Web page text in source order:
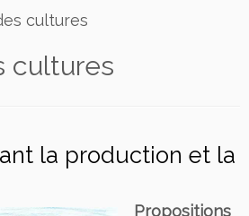
cultures
cultures
la production et la
Propositions